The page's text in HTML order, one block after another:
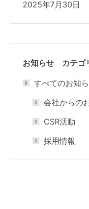
2025年7月30日
お知らせ カテゴ
すべてのお知
会社からの
CSR活動
採用情報